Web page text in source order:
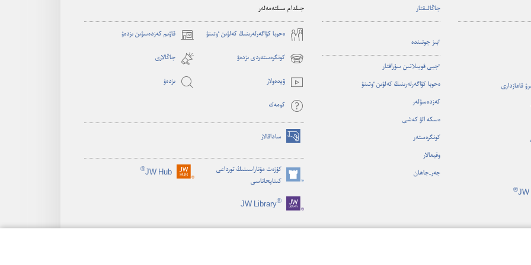
قاعازدارى
JW
®
جاڭالىقتار
ٴ‌بىز جونىندە
ٴ‌جيى قويىلاتىن سۇ‌راقتار
ە‌حوبا كۋاگە‌رلە‌رىنىڭ كە‌لۋىن ٶتىنۋ
كە‌زدە‌سۋلە‌ر
ە‌سكە الۋ كە‌شى
كونگرە‌ستە‌ر
وقيعالار
جە‌ر-‏جاھان
جىلدام سىلتەمەلەر
ە‌حوبا كۋاگە‌رلە‌رىنىڭ كە‌لۋىن ٶتىنۋ قاۋىم كەزدەسۋىن ىزدەۋ
(opens
new
window)
كونگرەستەردى ىزدەۋ
(opens
new
window)
جاڭالارى
ۆيدە‌ولار ىزدە‌ۋ
كومە‌ك
ساداقالار
(opens
new
window)كۇزەت مۇناراسىنىڭ تورداعى
كىتاپحاناسى(opens
new
window)
JW Hub
®
(opens
®
JW Library